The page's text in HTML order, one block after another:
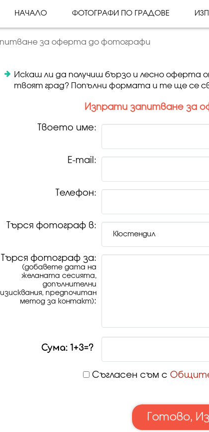
НАЧАЛО ФОТОГРАФИ ПО ГРАДОВЕ
за оферта до фотографи
Искаш ли да получиш бързо и лесно оферта
твоят град? Попълни формата и те ще се
Изпрати запитване за
Твоето име:
E-mail:
Телефон:
Търся фотограф в:
Търся фотограф за:
(добавете дата на
желаната сесията,
допълнителни
изисквания, предпочитан
метод за контакт):
Съгласен съм с Общите